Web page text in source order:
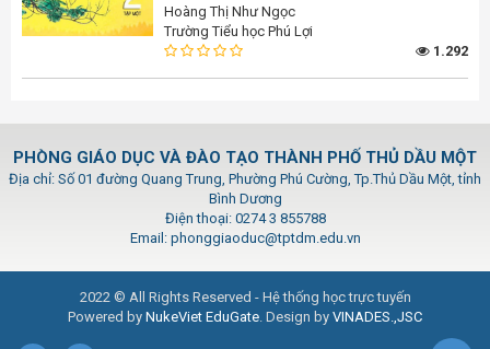
Hoàng Thị Như Ngọc
Trường Tiểu học Phú Lợi
1.292
PHÒNG GIÁO DỤC VÀ ĐÀO TẠO THÀNH PHỐ THỦ DẦU MỘT
Địa chỉ: Số 01 đường Quang Trung, Phường Phú Cường, Tp.Thủ Dầu Một, tỉnh
Bình Dương
Điện thoại: 0274 3 855788
Email: phonggiaoduc@tptdm.edu.vn
2022 © All Rights Reserved - Hệ thống học trực tuyến
Powered by NukeViet EduGate . Design by VINADES.,JSC